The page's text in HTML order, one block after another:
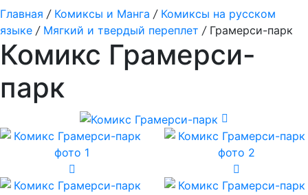
Главная / Комиксы и Манга / Комиксы на русском
языке / Мягкий и твердый переплет / Грамерси-парк
Комикс Грамерси-
парк